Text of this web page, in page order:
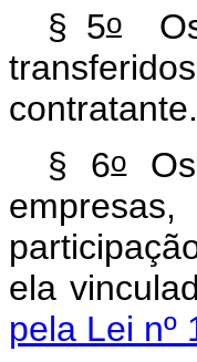
§ 5oOs
§ 6oOs
ela
pela Lei nº